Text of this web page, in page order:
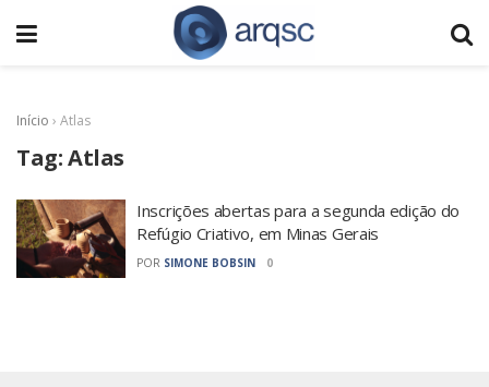
Início › Atlas
Tag:Atlas
Inscrições abertas para a segunda edição do
Refúgio Criativo, em Minas Gerais
POR SIMONE BOBSIN 0